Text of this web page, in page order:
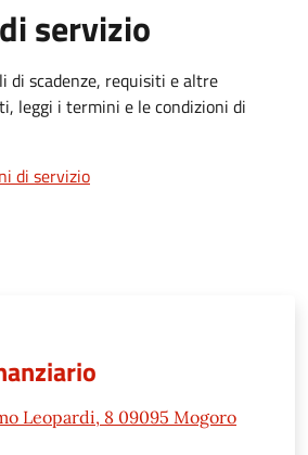
servizio
di scadenze, requisiti e altre
leggi i termini e le condizioni di
di servizio
Leopardi, 8 09095 Mogoro